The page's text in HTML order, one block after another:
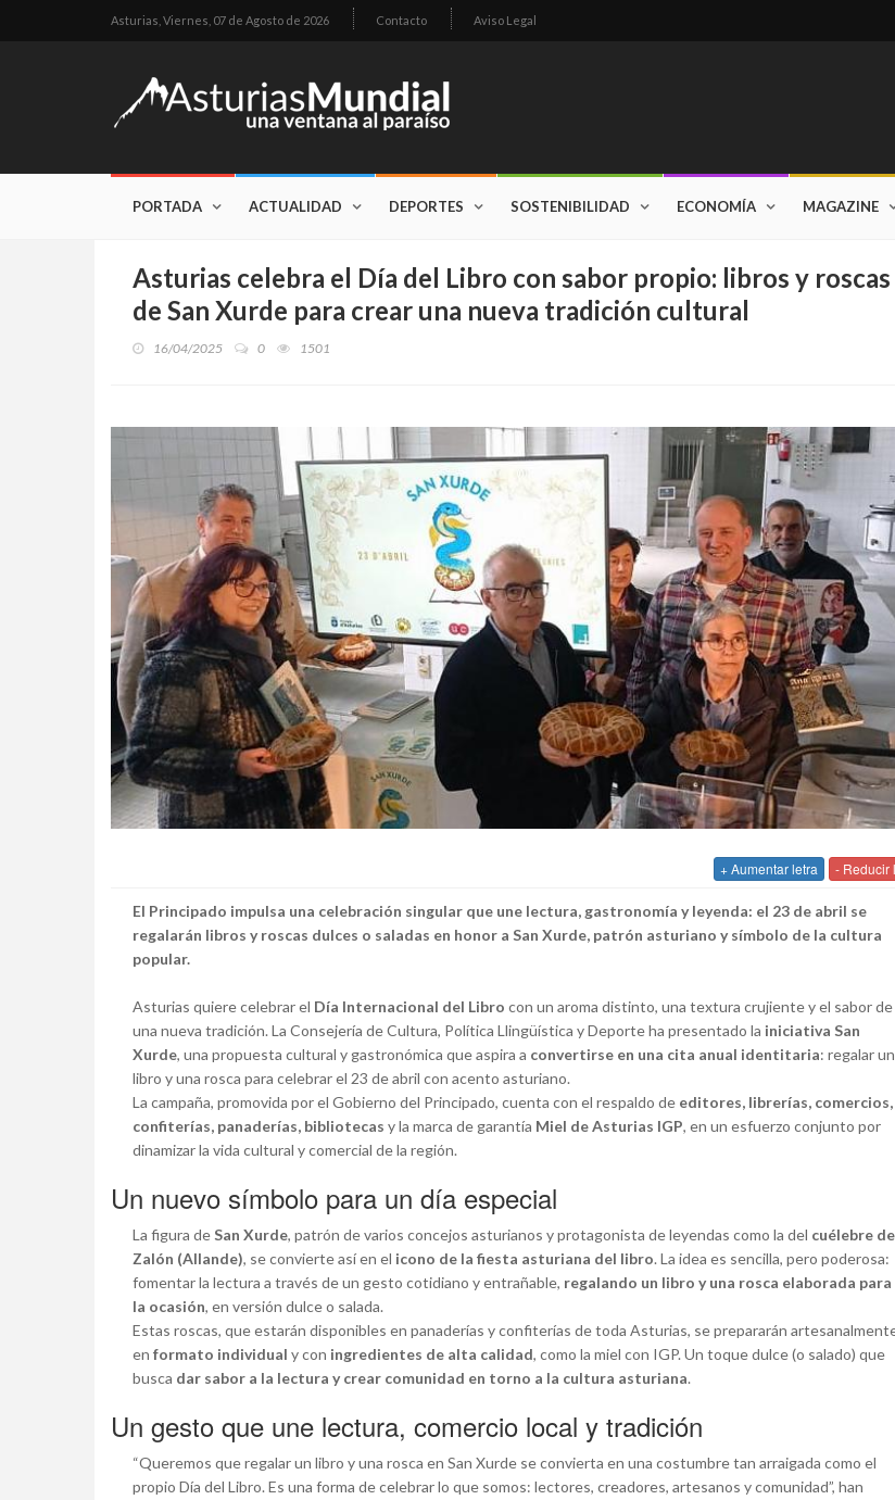
Asturias, Viernes, 07 de Agosto de 2026 Contacto Aviso Legal
PORTADA ACTUALIDAD DEPORTES SOSTENIBILIDAD ECONOMÍA MAGAZINE
Asturias celebra el Día del Libro con sabor propio: libros y roscas
de San Xurde para crear una nueva tradición cultural
16/04/2025 0 1501
+ Aumentar letra - Reducir
El Principado impulsa una celebración singular que une lectura, gastronomía y leyenda: el 23 de abril se
regalarán libros y roscas dulces o saladas en honor a San Xurde, patrón asturiano y símbolo de la cultura
popular.
Asturias quiere celebrar el Día Internacional del Libro con un aroma distinto, una textura crujiente y el sabor de
una nueva tradición. La Consejería de Cultura, Política Llingüística y Deporte ha presentado la iniciativa San
Xurde, una propuesta cultural y gastronómica que aspira a convertirse en una cita anual identitaria: regalar un
libro y una rosca para celebrar el 23 de abril con acento asturiano.
La campaña, promovida por el Gobierno del Principado, cuenta con el respaldo de editores, librerías, comercios,
confiterías, panaderías, bibliotecas y la marca de garantía Miel de Asturias IGP, en un esfuerzo conjunto por
dinamizar la vida cultural y comercial de la región.
Un nuevo símbolo para un día especial
La figura deSan Xurde, patrón de varios concejos asturianos y protagonista de leyendas como la del cuélebre de
Zalón (Allande), se convierte así en el icono de la fiesta asturiana del libro. La idea es sencilla, pero poderosa:
fomentar la lectura a través de un gesto cotidiano y entrañable, regalando un libro y una rosca elaborada para
la ocasión, en versión dulce o salada.
Estas roscas, que estarán disponibles en panaderías y confiterías de toda Asturias, se prepararán
en formato individual y con ingredientes de alta calidad, como la miel con IGP. Un toque dulce (o salado) que
busca dar sabor a la lectura y crear comunidad en torno a la cultura asturiana.
Un gesto que une lectura, comercio local y tradición
“Queremos que regalar un libro y una rosca en San Xurde se convierta en una costumbre tan arraigada como el
propio Día del Libro. Es una forma de celebrar lo que somos: lectores, creadores, artesanos y comunidad”, han